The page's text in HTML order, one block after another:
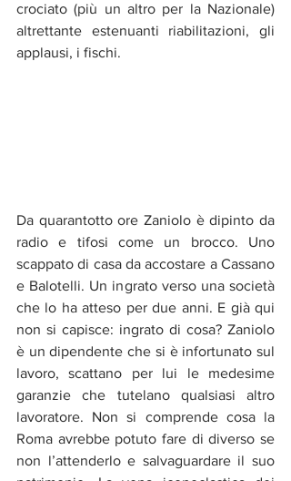
crociato (più un altro per la Nazionale)
altrettante estenuanti riabilitazioni, gli
applausi, i fischi.
Da quarantotto ore Zaniolo è dipinto da
radio e tifosi come un brocco. Uno
scappato di casa da accostare a Cassano
e Balotelli. Un ingrato verso una società
che lo ha atteso per due anni. E già qui
non si capisce: ingrato di cosa? Zaniolo
è un dipendente che si è infortunato sul
lavoro, scattano per lui le medesime
garanzie che tutelano qualsiasi altro
lavoratore. Non si comprende cosa la
Roma avrebbe potuto fare di diverso se
non l’attenderlo e salvaguardare il suo